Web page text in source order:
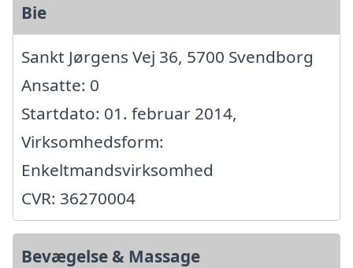
Bie
Sankt Jørgens Vej 36, 5700 Svendborg
Ansatte: 0
Startdato: 01. februar 2014,
Virksomhedsform:
Enkeltmandsvirksomhed
CVR: 36270004
Bevægelse & Massage